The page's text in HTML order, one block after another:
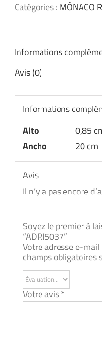
Catégories : MÓNACO
Informations
Avis (0)
Informations
Alto
0,85
Ancho
20 cm
Avis
Il n’y a pas encore
Soyez le premier à
“ADRI5037”
Votre adresse e-mail
champs obligatoires
Votre avis*